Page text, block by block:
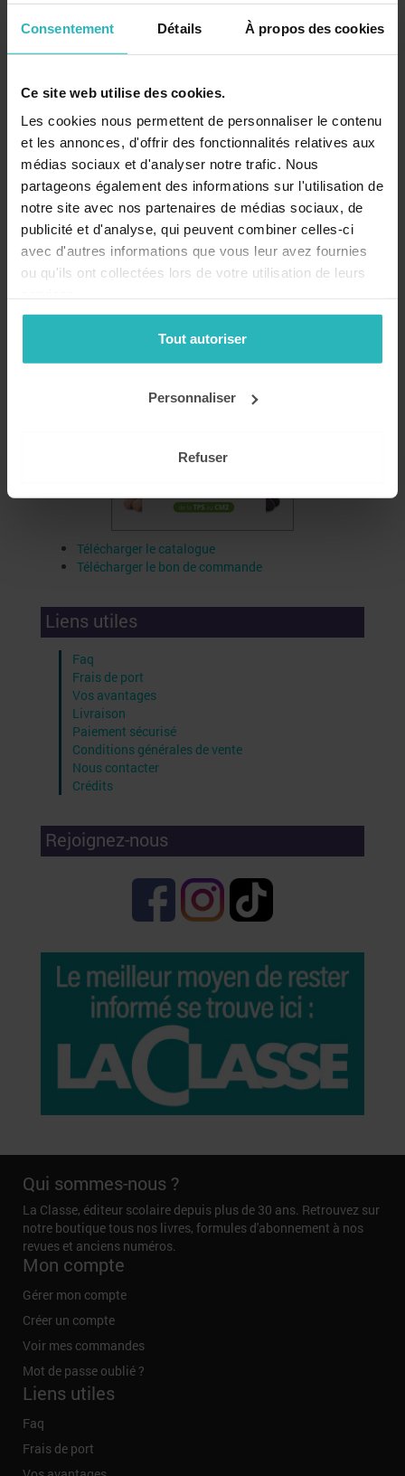
Consentement Détails À propos des cookies
Ce site web utilise des cookies.
Les cookies nous permettent de personnaliser le contenu
et les annonces, d'offrir des fonctionnalités relatives aux
médias sociaux et d'analyser notre trafic. Nous
partageons également des informations sur l'utilisation de
notre site avec nos partenaires de médias sociaux, de
publicité et d'analyse, qui peuvent combiner celles-ci
avec d'autres informations que vous leur avez fournies
ou qu'ils ont collectées lors de votre utilisation de leurs
Tout autoriser
Personnaliser
Refuser
!
Mon compte
Se connecter
Catalogue
Télécharger le catalogue
Télécharger le bon de commande
Liens utiles
Faq
Frais de port
Vos avantages
Livraison
Paiement sécurisé
Conditions générales de vente
Nous contacter
Crédits
Rejoignez-nous
Qui sommes-nous ?
La Classe, éditeur scolaire depuis plus de 30 ans. Retrouvez sur
notre boutique tous nos livres, formules d'abonnement à nos
revues et anciens numéros.
Mon compte
Gérer mon compte
Créer un compte
Voir mes commandes
Mot de passe oublié ?
Liens utiles
Faq
Frais de port